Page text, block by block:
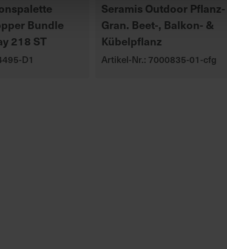
Bundle
218 ST
D1
Seramis Outdoor Pflanz-
Gran. Beet-, Balkon- &
Kübelpflanz
Artikel-Nr.: 7000835-01-cfg